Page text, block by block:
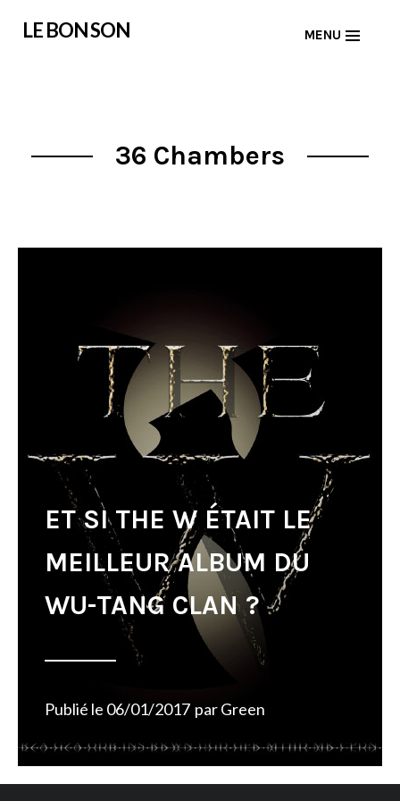
LE BON SON MENU
36 Chambers
ET SI THE W ÉTAIT LE
MEILLEUR ALBUM DU
WU-TANG CLAN ?
Publié le 06/01/2017 parGreen